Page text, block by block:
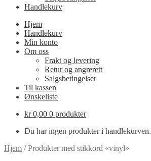
Handlekurv
Hjem
Handlekurv
Min konto
Om oss
Frakt og levering
Retur og angrerett
Salgsbetingelser
Til kassen
Ønskeliste
kr0,00 0 produkter
Du har ingen produkter i handlekurven.
Hjem /Produkter med stikkord «vinyl»